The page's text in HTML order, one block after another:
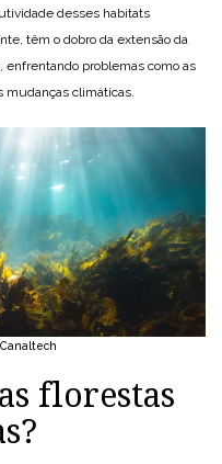
desses habitats
têm o dobro da extensão da
enfrentando problemas como as
mudanças climáticas.
florestas